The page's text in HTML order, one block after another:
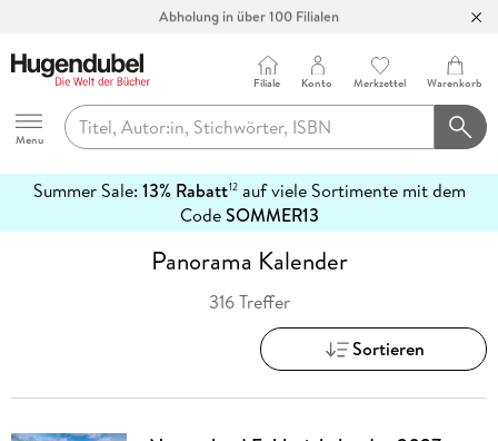
Abholung in über 100 Filialen
Hugendubel
Menu
Filiale Konto Merkzettel Warenkorb
Summer Sale: 13% Rabatt12auf viele Sortimente mit dem
CodeSOMMER13
erfahren
Panorama Kalender
316 Treffer
Sortieren